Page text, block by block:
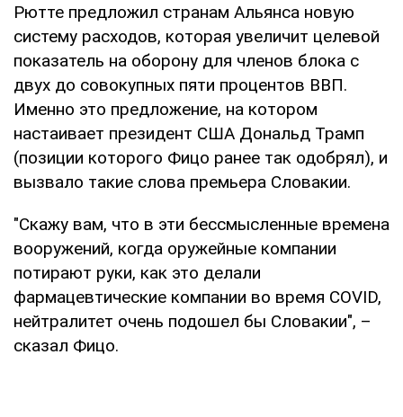
Рютте предложил странам Альянса новую
систему расходов, которая увеличит целевой
показатель на оборону для членов блока с
двух до совокупных пяти процентов ВВП.
Именно это предложение, на котором
настаивает президент США Дональд Трамп
(позиции которого Фицо ранее так одобрял), и
вызвало такие слова премьера Словакии.
"Скажу вам, что в эти бессмысленные времена
вооружений, когда оружейные компании
потирают руки, как это делали
фармацевтические компании во время COVID,
нейтралитет очень подошел бы Словакии", –
сказал Фицо.